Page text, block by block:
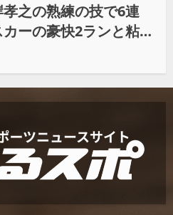
孝之の熟練の技で6連
ーの豪快2ランと粘
を破る